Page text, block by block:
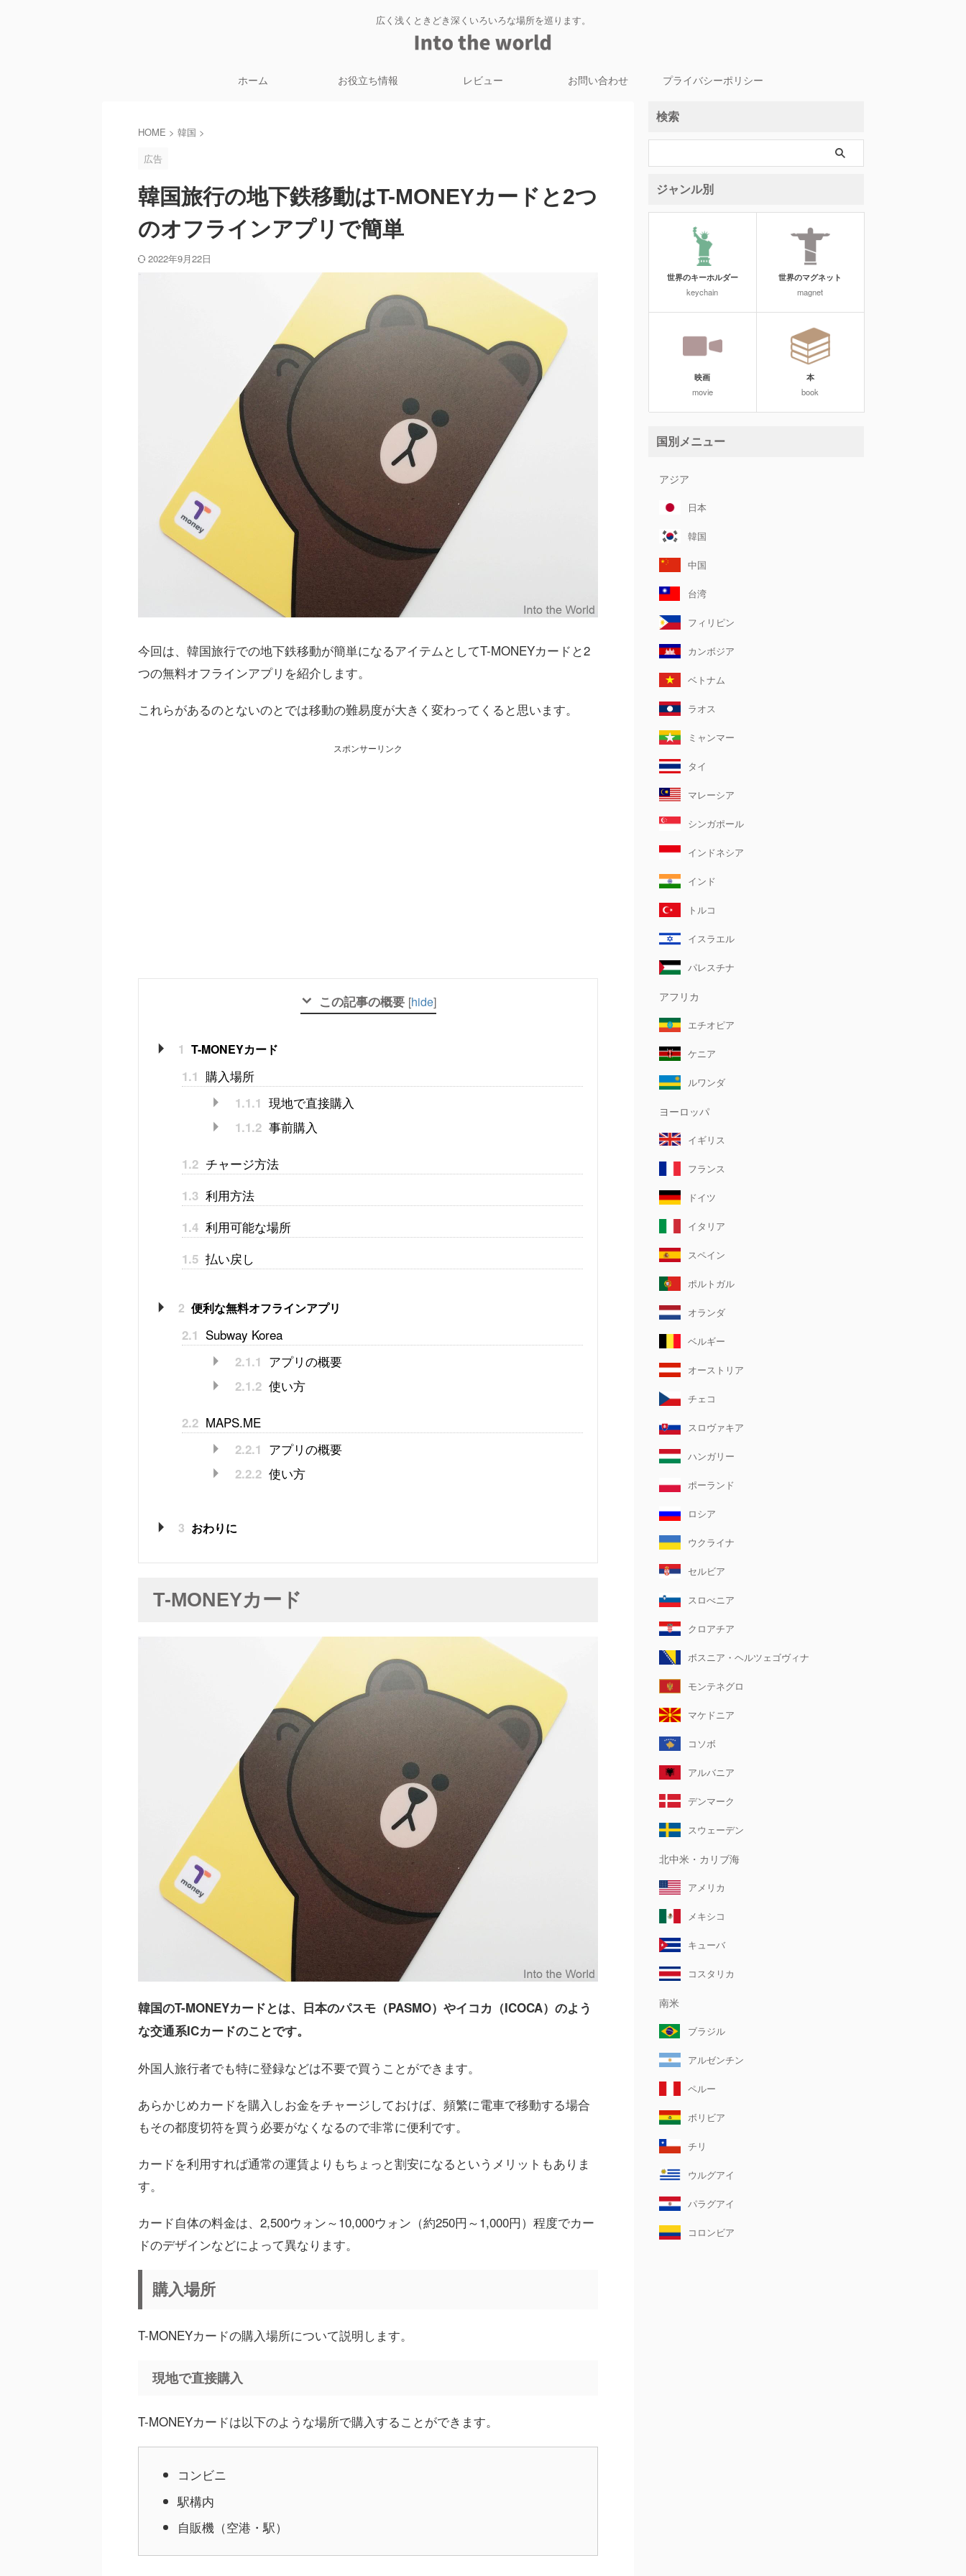
広く浅くときどき深くいろいろな場所を巡ります。
ホーム お役立ち情報 レビュー お問い合わせ プライバシーポリシー
HOME > 韓国 >
広告
韓国旅行の地下鉄移動はT-MONEYカードと2つ
のオフラインアプリで簡単
2022年9月22日
今回は、韓国旅行での地下鉄移動が簡単になるアイテムとしてT-MONEYカードと2
つの無料オフラインアプリを紹介します。
これらがあるのとないのとでは移動の難易度が大きく変わってくると思います。
スポンサーリンク
この記事の概要 [hide]
1 T-MONEYカード
1.1 購入場所
1.1.1 現地で直接購入
1.1.2 事前購入
1.2 チャージ方法
1.3 利用方法
1.4 利用可能な場所
1.5 払い戻し
2 便利な無料オフラインアプリ
2.1 Subway Korea
2.1.1 アプリの概要
2.1.2 使い方
2.2 MAPS.ME
2.2.1 アプリの概要
2.2.2 使い方
3 おわりに
T-MONEYカード
韓国のT-MONEYカードとは、日本のパスモ（PASMO）やイコカ（ICOCA）のよう
な交通系ICカードのことです。
外国人旅行者でも特に登録などは不要で買うことができます。
あらかじめカードを購入しお金をチャージしておけば、頻繁に電車で移動する場合
もその都度切符を買う必要がなくなるので非常に便利です。
カードを利用すれば通常の運賃よりもちょっと割安になるというメリットもありま
す。
カード自体の料金は、2,500ウォン～10,000ウォン（約250円～1,000円）程度でカー
ドのデザインなどによって異なります。
購入場所
T-MONEYカードの購入場所について説明します。
現地で直接購入
T-MONEYカードは以下のような場所で購入することができます。
コンビニ
駅構内
自販機（空港・駅）
検索
ジャンル別
世界のキーホルダー
keychain
世界のマグネット
magnet
映画
movie
本
book
国別メニュー
アジア
日本
韓国
中国
台湾
フィリピン
カンボジア
ベトナム
ラオス
ミャンマー
タイ
マレーシア
シンガポール
インドネシア
インド
トルコ
イスラエル
パレスチナ
アフリカ
エチオピア
ケニア
ルワンダ
ヨーロッパ
イギリス
フランス
ドイツ
イタリア
スペイン
ポルトガル
オランダ
ベルギー
オーストリア
チェコ
スロヴァキア
ハンガリー
ポーランド
ロシア
ウクライナ
セルビア
スロべニア
クロアチア
ボスニア・ヘルツェゴヴィナ
モンテネグロ
マケドニア
コソボ
アルバニア
デンマーク
スウェーデン
北中米・カリブ海
アメリカ
メキシコ
キューバ
コスタリカ
南米
ブラジル
アルゼンチン
ペルー
ボリビア
チリ
ウルグアイ
パラグアイ
コロンビア